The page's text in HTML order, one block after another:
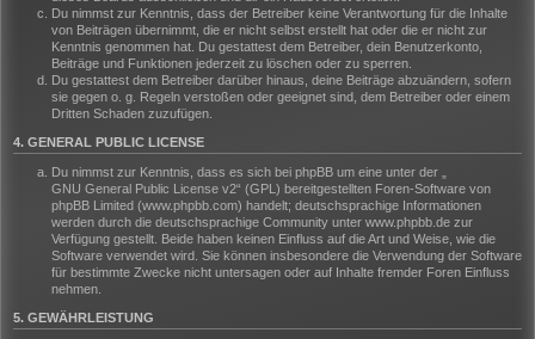
Du nimmst zur Kenntnis, dass der Betreiber keine Verantwortung für die Inhalte
von Beiträgen übernimmt, die er nicht selbst erstellt hat oder die er nicht zur
Kenntnis genommen hat. Du gestattest dem Betreiber, dein Benutzerkonto,
Beiträge und Funktionen jederzeit zu löschen oder zu sperren.
Du gestattest dem Betreiber darüber hinaus, deine Beiträge abzuändern, sofern
sie gegen o. g. Regeln verstoßen oder geeignet sind, dem Betreiber oder einem
Dritten Schaden zuzufügen.
4. GENERAL PUBLIC LICENSE
Du nimmst zur Kenntnis, dass es sich bei phpBB um eine unter der „
GNU General Public License v2“ (GPL) bereitgestellten Foren-Software von
phpBB Limited (www.phpbb.com) handelt; deutschsprachige Informationen
werden durch die deutschsprachige Community unter www.phpbb.de zur
Verfügung gestellt. Beide haben keinen Einfluss auf die Art und Weise, wie die
Software verwendet wird. Sie können insbesondere die Verwendung der Software
für bestimmte Zwecke nicht untersagen oder auf Inhalte fremder Foren Einfluss
nehmen.
5. GEWÄHRLEISTUNG